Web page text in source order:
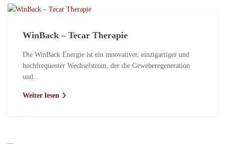
WinBack – Tecar Therapie
Die WinBack Energie ist ein innovativer, einzigartiger und
hochfrequenter Wechselstrom, der die Geweberegeneration
und...
Weiter lesen